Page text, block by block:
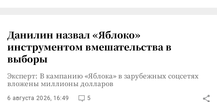
Данилин назвал «Яблоко»
инструментом вмешательства в
выборы
Эксперт: В кампанию «Яблока» в зарубежных соцсетях
вложены миллионы долларов
6 августа 2026, 16:49 5